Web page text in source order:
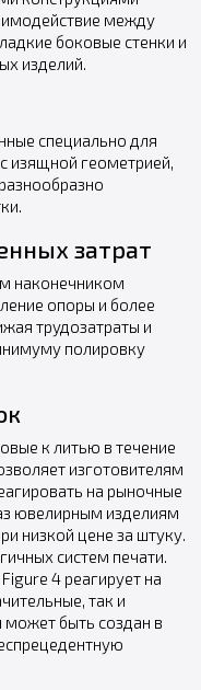
между
боковые стенки и
изделий.
специально для
изящной геометрией,
затрат
наконечником
опоры и более
трудозатраты и
полировку
к литью в течение
изготовителям
на рыночные
ювелирным изделиям
низкой цене за штуку.
систем печати.
4 реагирует на
так и
быть создан в